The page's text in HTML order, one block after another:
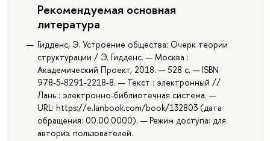
Рекомендуемая основная
литература
Гидденс, Э. Устроение общества: Очерк теории
структурации / Э. Гидденс. — Москва :
Академический Проект, 2018. — 528 с. — ISBN
978-5-8291-2218-8. — Текст : электронный //
Лань : электронно-библиотечная система. —
URL: https://e.lanbook.com/book/132803 (дата
обращения: 00.00.0000). — Режим доступа: для
авториз. пользователей.